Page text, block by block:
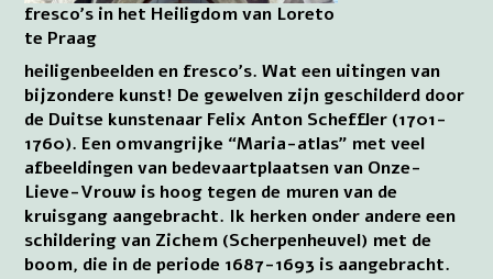
fresco’s in het Heiligdom van Loreto
te Praag
heiligenbeelden en fresco’s. Wat een uitingen van
bijzondere kunst! De gewelven zijn geschilderd door
de Duitse kunstenaar Felix Anton Scheffler (1701-
1760). Een omvangrijke “Maria-atlas” met veel
afbeeldingen van bedevaartplaatsen van Onze-
Lieve-Vrouw is hoog tegen de muren van de
kruisgang aangebracht. Ik herken onder andere een
schildering van Zichem (Scherpenheuvel) met de
boom, die in de periode 1687-1693 is aangebracht.